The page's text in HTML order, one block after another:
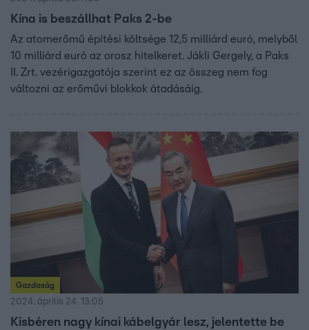
Kína is beszállhat Paks 2-be
Az atomerőmű építési költsége 12,5 milliárd euró, melyből
10 milliárd euró az orosz hitelkeret. Jákli Gergely, a Paks
II. Zrt. vezérigazgatója szerint ez az összeg nem fog
változni az erőművi blokkok átadásáig.
Gazdaság
2024. április 24. 13:05
Kisbéren nagy kínai kábelgyár lesz, jelentette be